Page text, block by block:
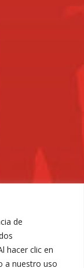
de
hacer clic en
a nuestro uso
Murcia